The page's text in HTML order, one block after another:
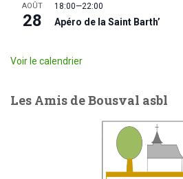
AOÛT
28
18:00—22:00
Apéro de la Saint Barth’
Voir le calendrier
Les Amis de Bousval asbl